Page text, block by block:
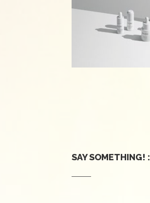
SAY SOMETHING! :